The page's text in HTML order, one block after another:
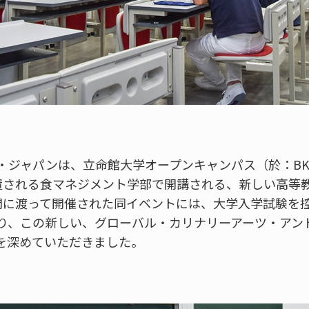
ジャパンは、立命館大学オープンキャンパス（於：
れる食マネジメント学部で開講される、新しい高等
渡って開催された同イベントには、大学入学試験を
、この新しい、グローバル・カリナリーアーツ・ア
めていただきました。